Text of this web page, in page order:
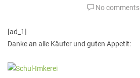
No comments
[ad_1]
Danke an alle Käufer und guten Appetit: